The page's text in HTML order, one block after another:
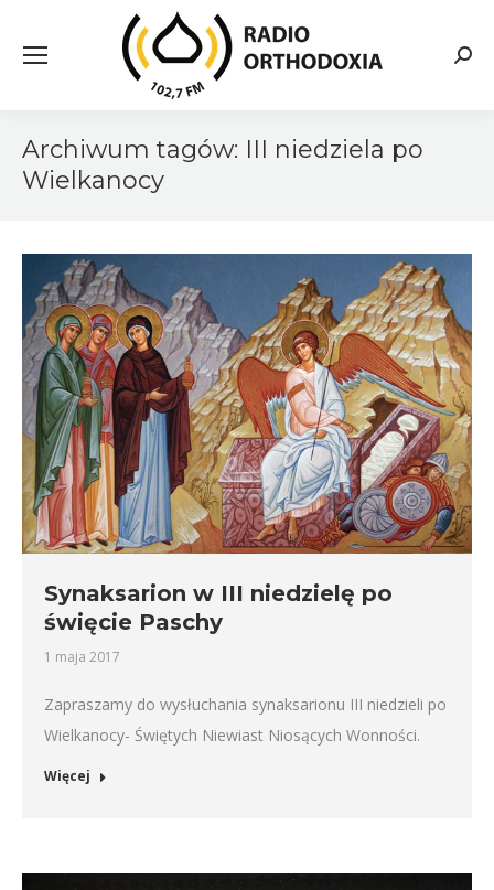
Archiwum tagów: III niedziela po
Wielkanocy
Synaksarion w III niedzielę po
święcie Paschy
1 maja 2017
Zapraszamy do wysłuchania synaksarionu III niedzieli po
Wielkanocy- Świętych Niewiast Niosących Wonności.
Więcej